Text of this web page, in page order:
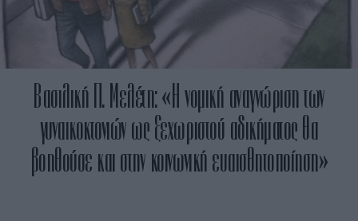
Βασιλική Π. Μελέτη: «Η νομική αναγνώριση των
γυναικοκτονιών ως ξεχωριστού αδικήματος θα
βοηθούσε και στην κοινωνική ευαισθητοποίηση»